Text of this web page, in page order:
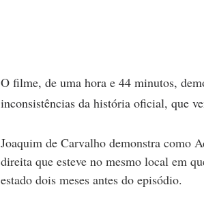
O filme, de uma hora e 44 minutos,
inconsistências da história oficial, que
Joaquim de Carvalho demonstra como
direita que esteve no mesmo local em
estado dois meses antes do episódio.